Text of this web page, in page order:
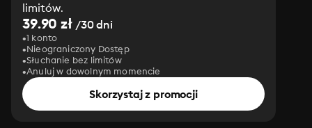
limitów.
39.90 zł/30 dni
1 konto
Nieograniczony Dostęp
Słuchanie bez limitów
Anuluj w dowolnym momencie
Skorzystaj z promocji